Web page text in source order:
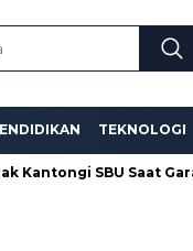
TEKNOLOGI
SBU Saat Garap